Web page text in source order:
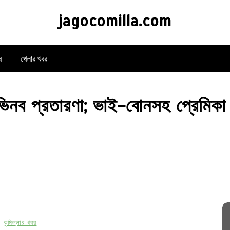
jagocomilla.com
খেলার খবর
প্রতারণা; ভাই-বোনসহ
কুমিল্লার খবর